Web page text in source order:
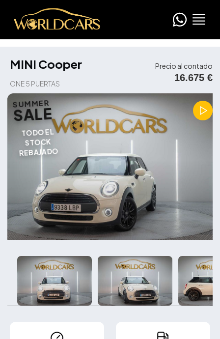
MINI Cooper
ONE 5 PUERTAS
Precio al contado
16.675 €
SUMMER
SALE
TODO EL
STOCK
REBAJADO